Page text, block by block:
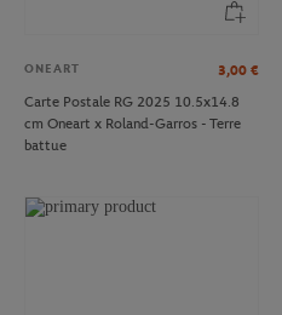
ONEART 3,00 €
Carte Postale RG 2025 10.5x14.8
cm Oneart x Roland-Garros - Terre
battue